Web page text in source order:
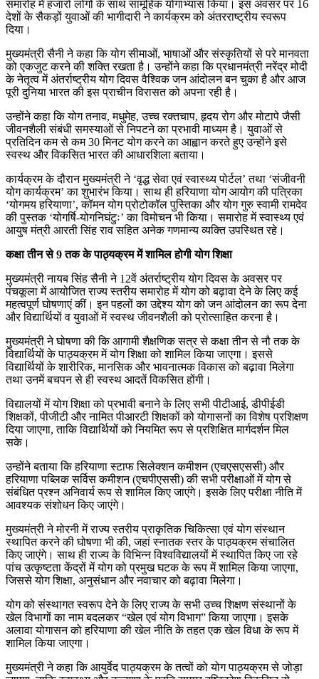
समारोह में हजारों लोगों के साथ सामूहिक योगाभ्यास किया। इस अवसर पर 16
देशों के सैकड़ों युवाओं की भागीदारी ने कार्यक्रम को अंतरराष्ट्रीय स्वरूप
दिया।
मुख्यमंत्री सैनी ने कहा कि योग सीमाओं, भाषाओं और संस्कृतियों से परे मानवता
को एकजुट करने की शक्ति रखता है। उन्होंने कहा कि प्रधानमंत्री नरेंद्र मोदी
के नेतृत्व में अंतर्राष्ट्रीय योग दिवस वैश्विक जन आंदोलन बन चुका है और आज
पूरी दुनिया भारत की इस प्राचीन विरासत को अपना रही है।
उन्होंने कहा कि योग तनाव, मधुमेह, उच्च रक्तचाप, हृदय रोग और मोटापे जैसी
जीवनशैली संबंधी समस्याओं से निपटने का प्रभावी माध्यम है। युवाओं से
प्रतिदिन कम से कम 30 मिनट योग करने का आह्वान करते हुए उन्होंने इसे
स्वस्थ और विकसित भारत की आधारशिला बताया।
कार्यक्रम के दौरान मुख्यमंत्री ने ‘वृद्ध सेवा एवं स्वास्थ्य पोर्टल’ तथा ‘संजीवनी
योग कार्यक्रम’ का शुभारंभ किया। साथ ही हरियाणा योग आयोग की पत्रिका
‘योगमय हरियाणा’, कॉमन योग प्रोटोकॉल पुस्तिका और योग गुरु स्वामी रामदेव
की पुस्तक ‘योगर्षि-योगनिघंटुः’ का विमोचन भी किया। समारोह में स्वास्थ्य एवं
आयुष मंत्री आरती सिंह राव सहित अनेक गणमान्य व्यक्ति उपस्थित रहे।
कक्षा तीन से 9 तक के पाठ्यक्रम में शामिल होगी योग शिक्षा
मुख्यमंत्री नायब सिंह सैनी ने 12वें अंतर्राष्ट्रीय योग दिवस के अवसर पर
पंचकूला में आयोजित राज्य स्तरीय समारोह में योग को बढ़ावा देने के लिए कई
महत्वपूर्ण घोषणाएं कीं। इन पहलों का उद्देश्य योग को जन आंदोलन का रूप देना
और विद्यार्थियों व युवाओं में स्वस्थ जीवनशैली को प्रोत्साहित करना है।
मुख्यमंत्री ने घोषणा की कि आगामी शैक्षणिक सत्र से कक्षा तीन से नौ तक के
विद्यार्थियों के पाठ्यक्रम में योग शिक्षा को शामिल किया जाएगा। इससे
विद्यार्थियों के शारीरिक, मानसिक और भावनात्मक विकास को बढ़ावा मिलेगा
तथा उनमें बचपन से ही स्वस्थ आदतें विकसित होंगी।
विद्यालयों में योग शिक्षा को प्रभावी बनाने के लिए सभी पीटीआई, डीपीईडी
शिक्षकों, पीजीटी और नामित पीआरटी शिक्षकों को योगासनों का विशेष प्रशिक्षण
दिया जाएगा, ताकि विद्यार्थियों को नियमित रूप से प्रशिक्षित मार्गदर्शन मिल
सके।
उन्होंने बताया कि हरियाणा स्टाफ सिलेक्शन कमीशन (एचएसएससी) और
हरियाणा पब्लिक सर्विस कमीशन (एचपीएससी) की सभी परीक्षाओं में योग से
संबंधित प्रश्न अनिवार्य रूप से शामिल किए जाएंगे। इसके लिए परीक्षा नीति में
आवश्यक संशोधन किए जाएंगे।
मुख्यमंत्री ने मोरनी में राज्य स्तरीय प्राकृतिक चिकित्सा एवं योग संस्थान
स्थापित करने की घोषणा भी की, जहां स्नातक स्तर के पाठ्यक्रम संचालित
किए जाएंगे। साथ ही राज्य के विभिन्न विश्वविद्यालयों में स्थापित किए जा रहे
पांच उत्कृष्टता केंद्रों में योग को प्रमुख घटक के रूप में शामिल किया जाएगा,
जिससे योग शिक्षा, अनुसंधान और नवाचार को बढ़ावा मिलेगा।
योग को संस्थागत स्वरूप देने के लिए राज्य के सभी उच्च शिक्षण संस्थानों के
खेल विभागों का नाम बदलकर “खेल एवं योग विभाग” किया जाएगा। इसके
अलावा योगासन को हरियाणा की खेल नीति के तहत एक खेल विधा के रूप में
शामिल किया जाएगा।
मुख्यमंत्री ने कहा कि आयुर्वेद पाठ्यक्रम के तत्वों को योग पाठ्यक्रम से जोड़ा